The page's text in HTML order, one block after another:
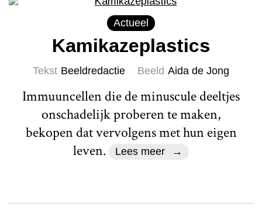
Actueel
Kamikazeplastics
Tekst Beeldredactie Beeld Aida de Jong
Immuuncellen die de minuscule deeltjes
onschadelijk proberen te maken,
bekopen dat vervolgens met hun eigen
leven.
Lees meer